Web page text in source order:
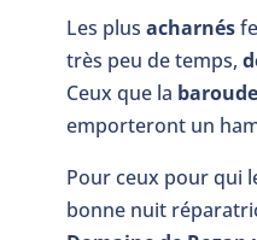
Les plus acharnés
très peu de temps,
Ceux que la baroude
emporteront un
Pour ceux pour qui
bonne nuit